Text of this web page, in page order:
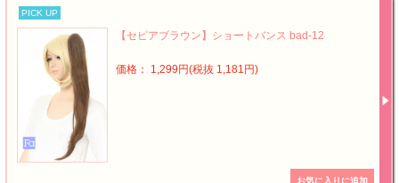
PICK UP
【セピアブラウン】ショートバンス bad-12
価格： 1,299円(税抜 1,181円)